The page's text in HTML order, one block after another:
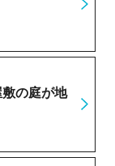
の庭が地